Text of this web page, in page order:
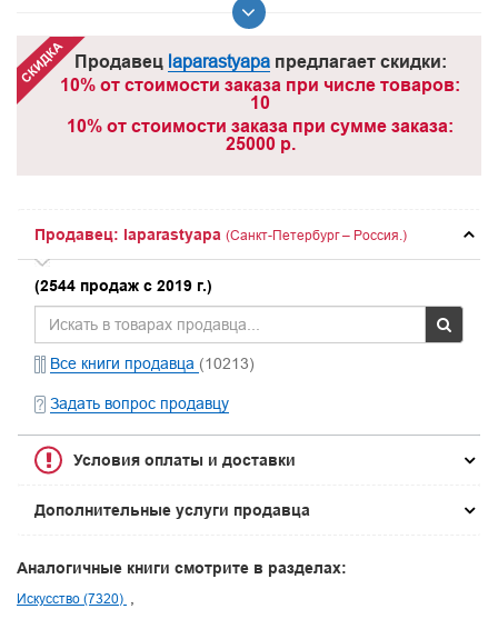
Продавец laparastyapaпредлагает скидки:
10% от стоимости заказа при числе товаров:
10
10% от стоимости заказа при сумме заказа:
25000 р.
Продавец: laparastyapa (Санкт-Петербург – Россия.)
(2544 продаж с 2019 г.)
Все книги продавца (10213)
Задать вопрос продавцу
Условия оплаты и доставки
Дополнительные услуги продавца
Аналогичные книги смотрите в разделах:
Искусство (7320)